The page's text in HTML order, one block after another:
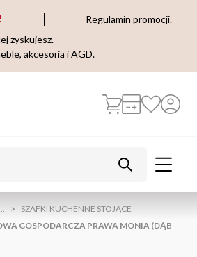
Regulamin promocji.
zyskujesz.
akcesoria i AGD.
SZAFKI KUCHENNE STOJĄCE
GOSPODARCZA PRAWA MONIA (DĄB